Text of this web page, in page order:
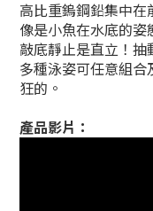
高比重鎢鋼鉛集中
像是小魚在水底的姿
敲底靜止是直立！ 抽
多種泳姿可任意組
狂的。
產品影片：